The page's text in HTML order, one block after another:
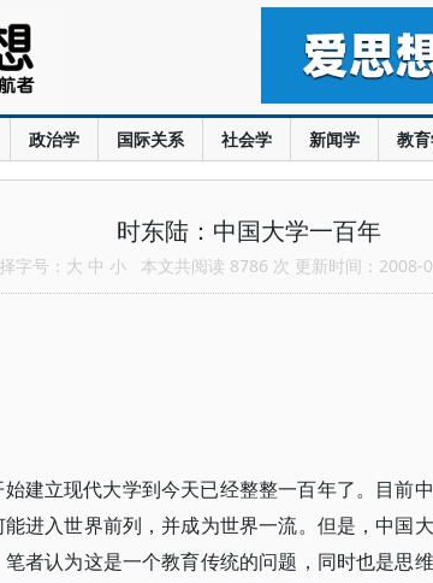
政治学 国际关系 社会学 新闻学 教
时东陆：中国大学一百年
字号： 大 中 小 本文共阅读 8786 次 更新时间：2008-
建立现代大学到今天已经整整一百年了。目前
进入世界前列，并成为世界一流。但是，中国
者认为这是一个教育传统的问题，同时也是思